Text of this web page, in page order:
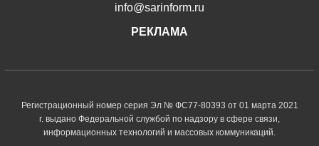
info@sarinform.ru
РЕКЛАМА
Регистрационный номер серия Эл № ФС77-80393 от 01 марта 2021
г. выдано Федеральной службой по надзору в сфере связи,
информационных технологий и массовых коммуникаций.